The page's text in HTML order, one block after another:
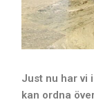
Just nu har vi
kan ordna